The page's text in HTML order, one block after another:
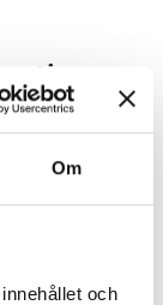
Om
och
glaset
lagas om